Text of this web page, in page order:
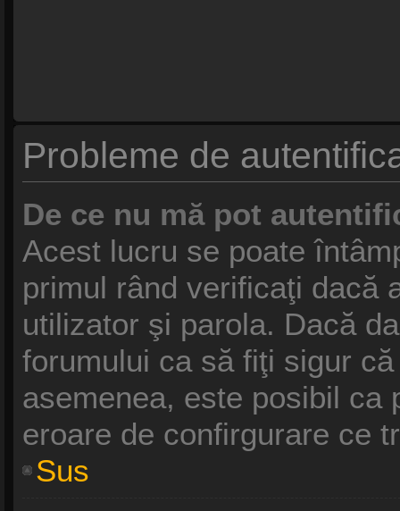
Probleme de
De ce nu mă pot
Acest lucru se poate
primul rând verificaţi dacă
utilizator şi parola. Dacă
forumului ca să fiţi sigur
asemenea, este posibil ca
eroare de confirgurare ce
Sus